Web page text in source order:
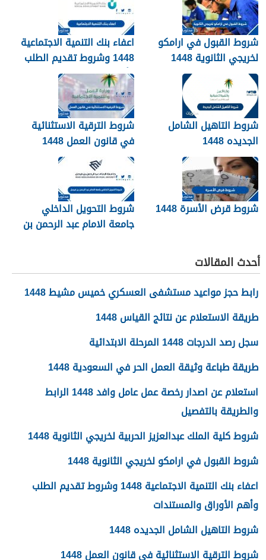
شروط القبول في ارامكو
لخريجي الثانوية 1448
اعفاء بنك التنمية الاجتماعية
1448 وشروط تقديم الطلب
وأهم الأوراق والمستندات
شروط التاهيل الشامل
الجديده 1448
شروط الترقية الاستثنائية
في قانون العمل 1448
شروط قرض الأسرة 1448
شروط التحويل الداخلي
جامعة الامام عبد الرحمن بن
أحدث المقالات
رابط حجز مواعيد مستشفى العسكري خميس مشيط 1448
طريقة الاستعلام عن نتائج القياس 1448
سجل رصد الدرجات 1448 المرحلة الابتدائية
طريقة طباعة وثيقة العمل الحر في السعودية 1448
استعلام عن اصدار رخصة عمل عامل وافد 1448 الرابط
والطريقة بالتفصيل
شروط كلية الملك عبدالعزيز الحربية لخريجي الثانوية 1448
شروط القبول في ارامكو لخريجي الثانوية 1448
اعفاء بنك التنمية الاجتماعية 1448 وشروط تقديم الطلب
وأهم الأوراق والمستندات
شروط التاهيل الشامل الجديده 1448
شروط الترقية الاستثنائية في قانون العمل 1448